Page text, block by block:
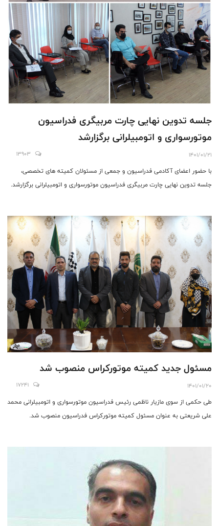
جلسه تدوین نهایی چارت مربیگری فدراسیون
موتورسواری و اتومبیلرانی برگزارشد
1401/01/21
13903
با حضور اعضای آکادمی فدراسیون و جمعی از مسئولان کمیته های تخصصی،
جلسه تدوین نهایی چارت مربیگری فدراسیون موتورسواری و اتومبیلرانی برگزارشد.
مسئول جدید کمیته موتورکراس منصوب شد
1401/01/20
17241
طی حکمی از سوی مازیار ناظمی رئیس فدراسیون موتورسواری و اتومبیلرانی محمد
علی شریعتی به عنوان مسئول کمیته موتورکراس فدراسیون منصوب شد.